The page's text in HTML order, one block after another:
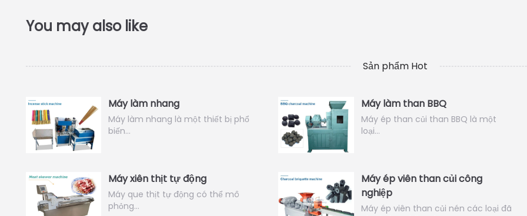
Sản phẩm Hot
Máy làm nhang
Máy làm nhang là một thiết bị phổ
biến…
Máy làm than BBQ
Máy ép than củi than BBQ là một
loại…
Máy xiên thịt tự động
Máy que thịt tự động có thể mô
phỏng…
Máy ép viên than củi công
nghiệp
Máy ép viên than củi nén các loại đã